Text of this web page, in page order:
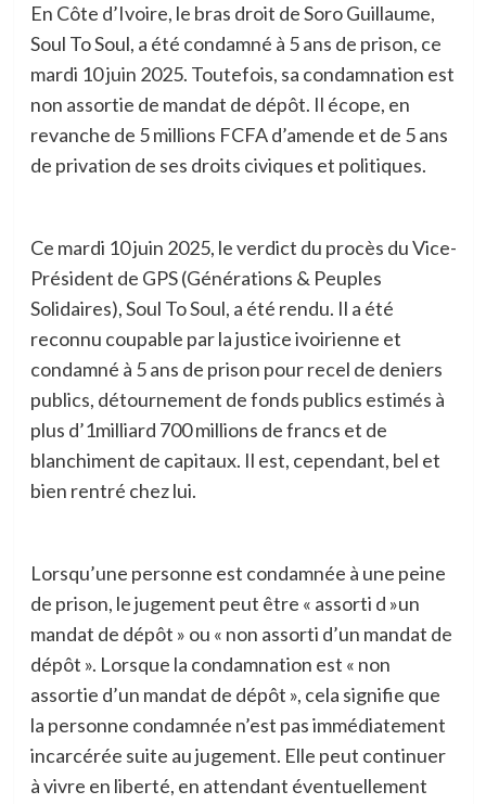
En Côte d’Ivoire, le bras droit de Soro Guillaume,
Soul To Soul, a été condamné à 5 ans de prison, ce
mardi 10 juin 2025. Toutefois, sa condamnation est
non assortie de mandat de dépôt. Il écope, en
revanche de 5 millions FCFA d’amende et de 5 ans
de privation de ses droits civiques et politiques.
Ce mardi 10 juin 2025, le verdict du procès du Vice-
Président de GPS (Générations & Peuples
Solidaires), Soul To Soul, a été rendu. Il a été
reconnu coupable par la justice ivoirienne et
condamné à 5 ans de prison pour recel de deniers
publics, détournement de fonds publics estimés à
plus d’1milliard 700 millions de francs et de
blanchiment de capitaux. Il est, cependant, bel et
bien rentré chez lui.
Lorsqu’une personne est condamnée à une peine
de prison, le jugement peut être « assorti d »un
mandat de dépôt » ou « non assorti d’un mandat de
dépôt ». Lorsque la condamnation est « non
assortie d’un mandat de dépôt », cela signifie que
la personne condamnée n’est pas immédiatement
incarcérée suite au jugement. Elle peut continuer
à vivre en liberté, en attendant éventuellement